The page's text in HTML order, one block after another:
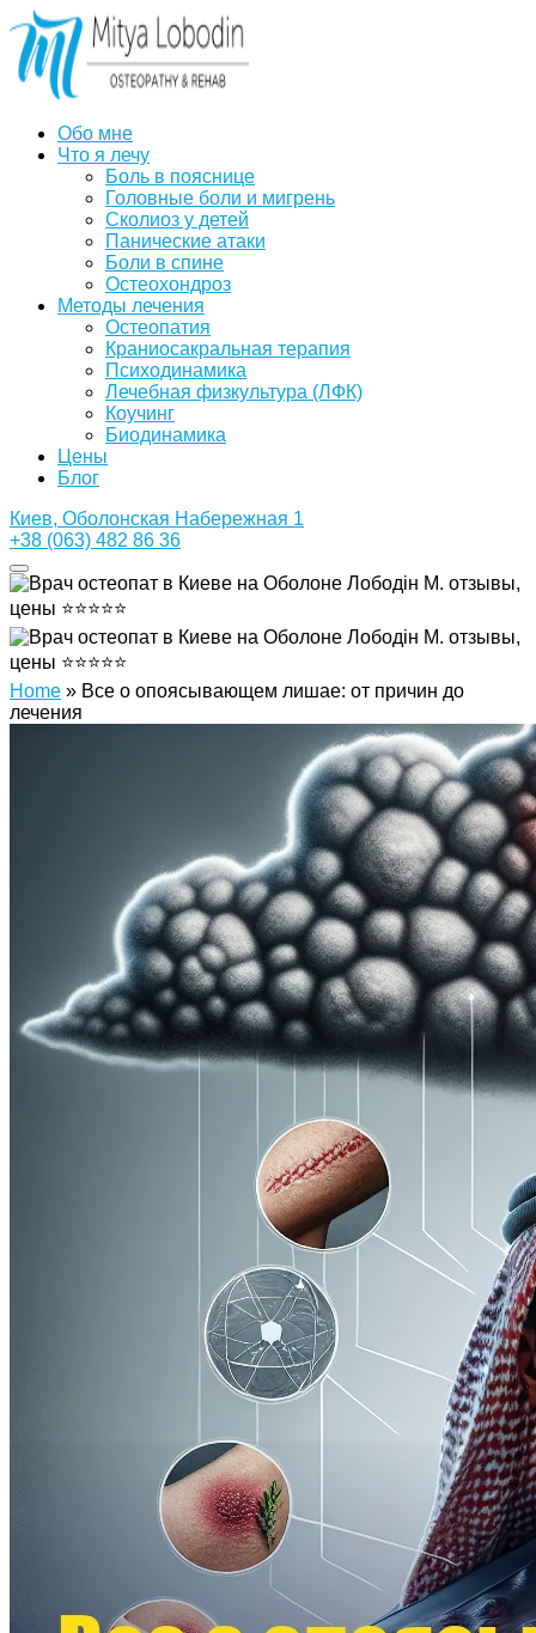
Обо мне
Что я лечу
Боль в пояснице
Головные боли и мигрень
Сколиоз у детей
Панические атаки
Боли в спине
Остеохондроз
Методы лечения
Остеопатия
Краниосакральная терапия
Психодинамика
Лечебная физкультура (ЛФК)
Коучинг
Биодинамика
Цены
Блог
Киев, Оболонская Набережная 1
+38 (063) 482 86 36
Home » Все о опоясывающем лишае: от причин до
лечения